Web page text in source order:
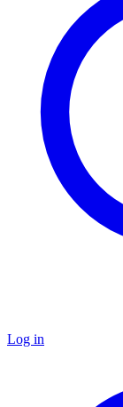
Log in